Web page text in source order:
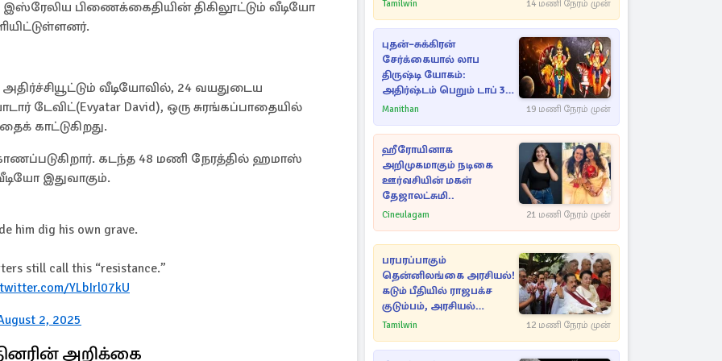
பிணைக்கைதியின் திகிலூட்டும் வீடியோ
வீடியோவில், 24 வயதுடைய
டேவிட்(Evyatar David), ஒரு சுரங்கப்பாதையில்
காட்டுகிறது.
கடந்த 48 மணி நேரத்தில் ஹமாஸ்
இதுவாகும்.
him dig his own grave.
still call this “resistance.”
YLbIrl07kU
2, 2025
அறிக்கை
Tamilwin 14 மணி நேரம் முன்
புதன்–சுக்கிரன்
சேர்க்கையால் லாப
திருஷ்டி யோகம்:
அதிர்ஷ்டம் பெறும் டாப் 3
ராசிகள்!
Manithan 19 மணி நேரம் முன்
ஹீரோயினாக
அறிமுகமாகும் நடிகை
ஊர்வசியின் மகள்
தேஜாலட்சுமி..
Cineulagam 21 மணி நேரம் முன்
பரபரப்பாகும்
தென்னிலங்கை அரசியல்!
கடும் பீதியில் ராஜபக்ச
குடும்பம், அரசியல்
நட்புகள்
Tamilwin 12 மணி நேரம் முன்